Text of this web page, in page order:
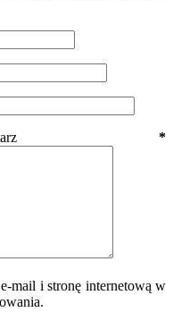
*
mail i stronę internetową w